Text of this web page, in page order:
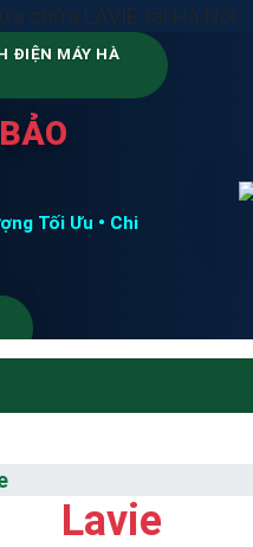
ĐIỆN MÁY HÀ
Tối Ưu • Chi
Lavie